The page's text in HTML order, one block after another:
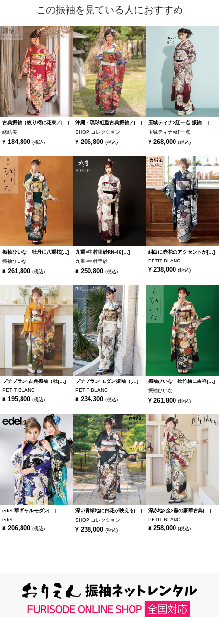
この振袖を見ている人におすすめ
古典振袖（絞り柄に花束／[…]
縁結美
¥ 184,800 (税込)
沖縄・琉球紅型古典振袖／[…]
SHOP コレクション
¥ 206,800 (税込)
玉城ティナ×紅一点 振袖[…]
玉城ティナ×紅一点
¥ 268,000 (税込)
振袖ひいな 牡丹に八重桜[…]
振袖ひいな
¥ 261,800 (税込)
九重×中村里砂RN-46[…]
九重×中村里砂
¥ 250,800 (税込)
紺白に赤花のアクセントが[…]
PETIT BLANC
¥ 238,000 (税込)
プチブラン 古典振袖（牡[…]
PETIT BLANC
¥ 195,800 (税込)
プチブラン モダン振袖（[…]
PETIT BLANC
¥ 234,300 (税込)
振袖ひいな 松竹梅に吉祥[…]
振袖ひいな
¥ 261,800 (税込)
edel 華ギャルモダン[…]
edel
¥ 206,800 (税込)
深い青緑地に白花が映える[…]
SHOP コレクション
¥ 238,000 (税込)
深赤地×金×黒の豪華古典[…]
PETIT BLANC
¥ 258,000 (税込)